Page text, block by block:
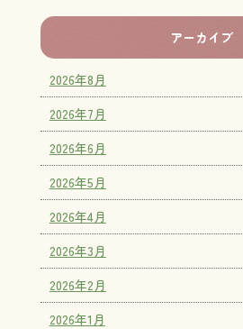
アーカイブ
2026年8月
2026年7月
2026年6月
2026年5月
2026年4月
2026年3月
2026年2月
2026年1月